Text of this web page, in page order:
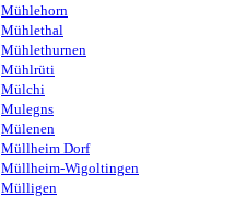
Mühlehorn
Mühlethal
Mühlethurnen
Mühlrüti
Mülchi
Mulegns
Mülenen
Müllheim Dorf
Müllheim-Wigoltingen
Mülligen